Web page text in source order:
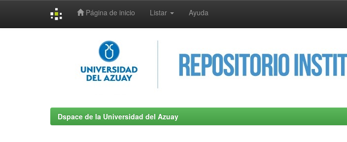
Página de inicio Listar Ayuda
Dspace de la Universidad del Azuay